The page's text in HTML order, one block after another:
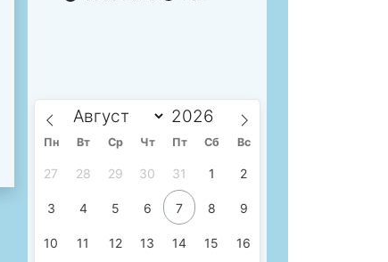
Пн Вт Ср Чт Пт Сб Вс
27 28 29 30 31 1 2
3 4 5 6 7 8 9
10 11 12 13 14 15 16